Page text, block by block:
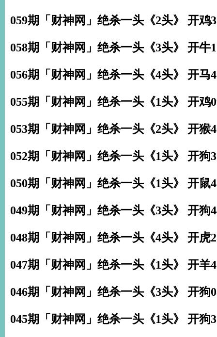
059期「财神网」绝杀一头《2头》 开鸡
058期「财神网」绝杀一头《3头》 开牛
056期「财神网」绝杀一头《4头》 开马
055期「财神网」绝杀一头《1头》 开鸡
053期「财神网」绝杀一头《2头》 开猴
052期「财神网」绝杀一头《1头》 开狗
050期「财神网」绝杀一头《1头》 开鼠
049期「财神网」绝杀一头《3头》 开狗
048期「财神网」绝杀一头《4头》 开虎
047期「财神网」绝杀一头《1头》 开羊
046期「财神网」绝杀一头《3头》 开狗
045期「财神网」绝杀一头《1头》 开狗